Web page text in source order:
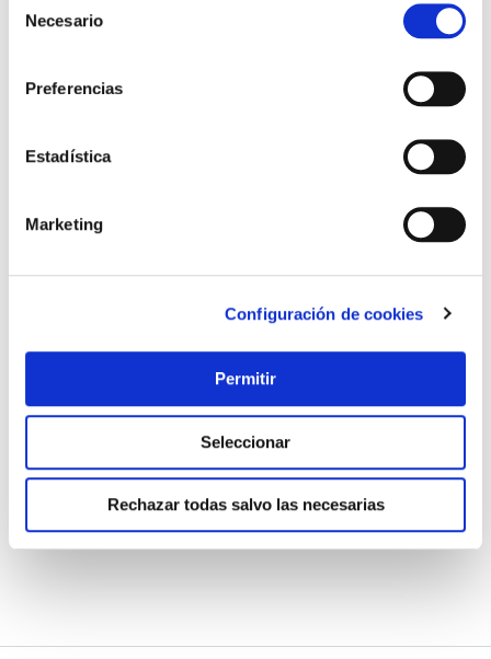
Necesario
Preferencias
Estadística
Marketing
Configuración de cookies
Permitir
Seleccionar
Rechazar todas salvo las necesarias
los
Cera acabado muebles chalky 400 ml transparente
17,15 €
Añadir al carrito